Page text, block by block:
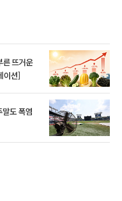
른 뜨거운
이션]
도 폭염